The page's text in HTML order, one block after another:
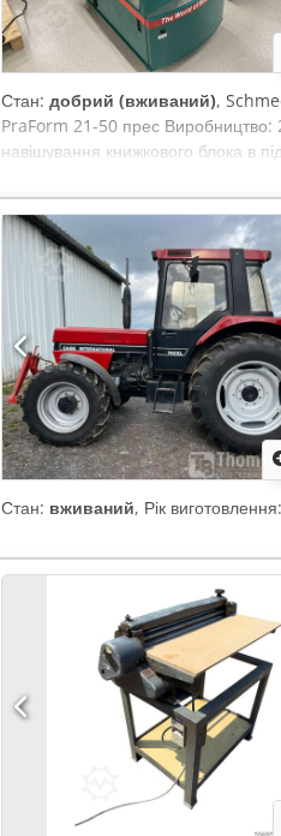
Стан: добрий (вживаний),
PraForm 21-50 прес
навішування книжкового блока в
роботи. Обладнана двома
80 – 450 мм Ширина блока: 110 –
шт./год Живлення: 230 В Вага: 300
вбудованим пристроєм для
хорошому стані, повністю готова
520 x 100 мм Вага: 220 кг
Стан: вживаний, Рік виготовлення: